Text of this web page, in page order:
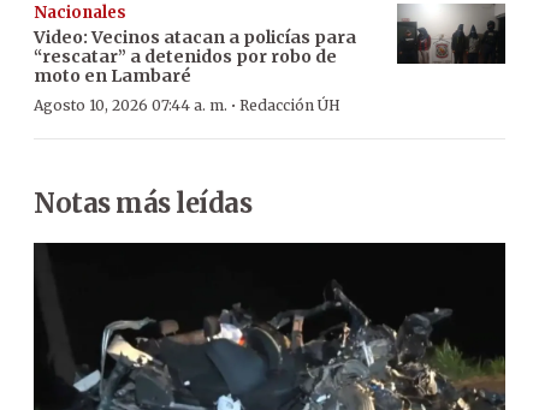
Nacionales
Video: Vecinos atacan a policías para
“rescatar” a detenidos por robo de
moto en Lambaré
Agosto 10, 2026 07:44 a. m. · Redacción ÚH
Notas más leídas